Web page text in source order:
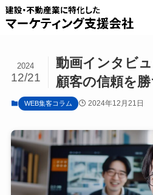
動画インタビ
顧客の信頼を
2024
12/21
WEB集客コラム 2024年12月21日